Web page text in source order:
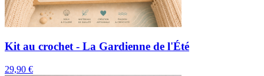
Kit au crochet - La Gardienne de l'Été
29,90 €